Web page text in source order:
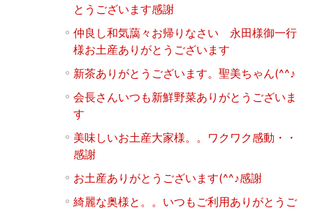
とうございます感謝
仲良し和気藹々お帰りなさい 永田様御一行
様お土産ありがとうございます
新茶ありがとうございます。聖美ちゃん(^^♪
会長さんいつも新鮮野菜ありがとうございま
す
美味しいお土産大家様。。ワクワク感動・・
感謝
お土産ありがとうございます(^^♪感謝
綺麗な奥様と。。いつもご利用ありがとうご